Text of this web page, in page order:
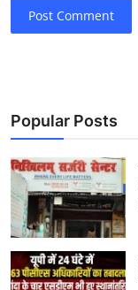
Post Comment
Popular Posts